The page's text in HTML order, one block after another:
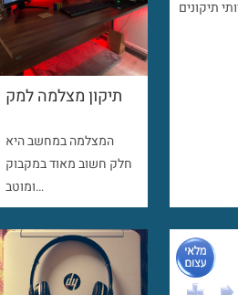
תיקון מצלמה למק
המצלמה במחשב היא
חלק חשוב מאוד במקבוק
ומוטב…